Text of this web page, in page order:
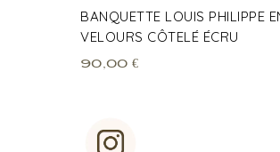
BANQUETTE LOUIS PHILIPPE
VELOURS CÔTELÉ ÉCRU
90,00 €